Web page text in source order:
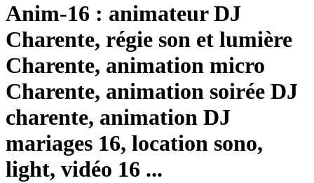
Anim-16 : animateur DJ
Charente, régie son et lumière
Charente, animation micro
Charente, animation soirée DJ
charente, animation DJ
mariages 16, location sono,
light, vidéo 16 ...